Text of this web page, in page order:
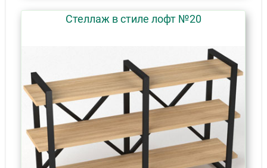
Стеллаж в стиле лофт №20